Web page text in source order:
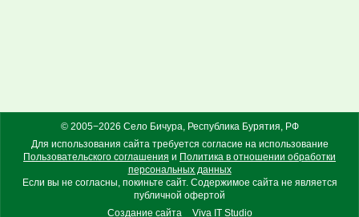
© 2005−2026 Село Бичура, Республика Бурятия, РФ
Для использования сайта требуется согласие на использование
Пользовательского соглашения и Политика в отношении обработки
персональных данных
Если вы не согласны, покиньте сайт. Содержимое сайта не является
публичной офертой
Создание сайта
Viva IT Studio